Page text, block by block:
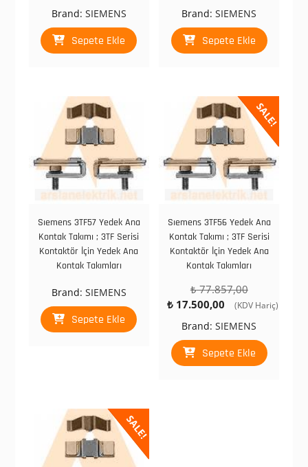
fiyat:
₺ 9.000,00.
Brand: SIEMENS
Sepete Ekle
fiyat:
₺ 6.350,00.
Brand:SIEMENS
Sepete Ekle
Sıemens 3TF57 Yedek Ana
Kontak Takımı ; 3TF Serisi
Kontaktör İçin Yedek Ana
Kontak Takımları
Brand: SIEMENS
Sepete Ekle
SALE!
Sıemens 3TF56 Yedek Ana
Kontak Takımı ; 3TF Serisi
Kontaktör İçin Yedek Ana
Kontak Takımları
₺77.857,00Orijinal
fiyat:
₺17.500,00
Şu
fiyat:
₺ 17.500,00.
(KDV Hariç)
Brand:SIEMENS
Sepete Ekle
SALE!